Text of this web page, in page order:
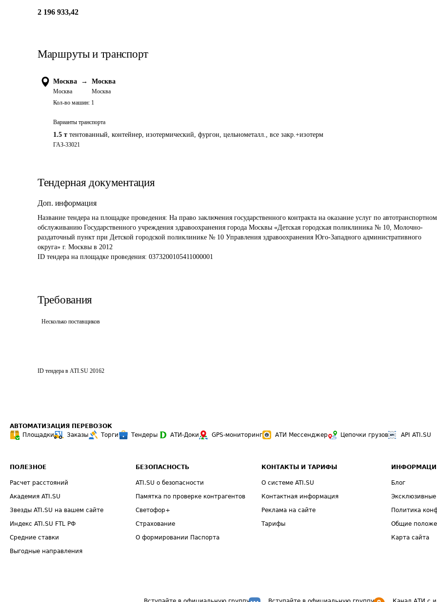
2 196 933,42
Маршруты и транспорт
Москва →
Москва
Москва
Москва
Кол-во машин: 1
Варианты транспорта
1.5 т тентованный, контейнер, изотермический, фургон, цельнометалл., все закр.+изотерм
ГАЗ-33021
Тендерная документация
Доп. информация
Название тендера на площадке проведения: На право заключения государственного контракта на оказание услуг по
обслуживанию Государственного учреждения здравоохранения города Москвы «Детская городская поликлиника № 10, Молочно-
раздаточный пункт при Детской городской поликлинике № 10 Управления здравоохранения Юго-Западного административного
округа» г. Москвы в 2012
ID тендера на площадке проведения: 0373200105411000001
Требования
Несколько поставщиков
ID тендера в ATI.SU 20162
АВТОМАТИЗАЦИЯ ПЕРЕВОЗОК
Площадки
Заказы Торги Тендеры АТИ-Доки GPS-мониторинг АТИ Мессенджер Цепочки грузов API ATI.SU
ПОЛЕЗНОЕ
Расчет расстояний
Академия ATI.SU
Звезды ATI.SU на вашем сайте
Индекс ATI.SU FTL РФ
Средние ставки
Выгодные направления
БЕЗОПАСНОСТЬ
ATI.SU о безопасности
Памятка по проверке контрагентов
Светофор+
Страхование
О формировании Паспорта
КОНТАКТЫ И ТАРИФЫ
О системе ATI.SU
Контактная информация
Реклама на сайте
Тарифы
Блог
Политика
Общие
Карта сайта